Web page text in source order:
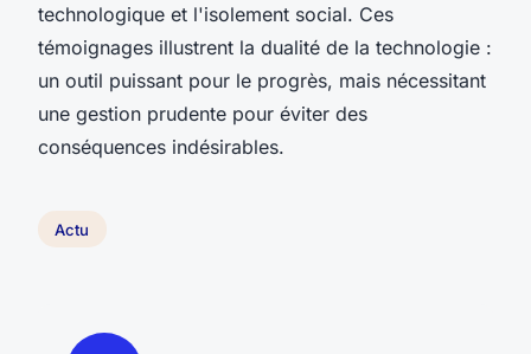
technologique et l'isolement social. Ces
témoignages illustrent la dualité de la technologie :
un outil puissant pour le progrès, mais nécessitant
une gestion prudente pour éviter des
conséquences indésirables.
Actu